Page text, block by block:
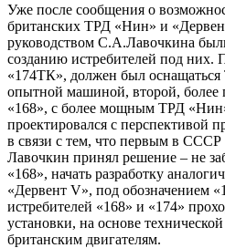
Уже после сообщения о
британских ТРД «Нин» и
руководством С.А.Лавочкина
созданию истребителей под
«174ТК», должен был
опытной машиной, второй, более
«168», с более мощным ТРД
проектировался с перспективой
в связи с тем, что первым в
Лавочкин принял решение – не
«168», начать разработку
«Дервент V», под обозначением
истребителей «168» и «174»
установки, на основе
британским двигателям.